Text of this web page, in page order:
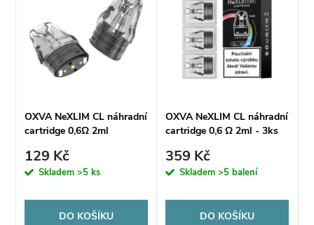
OXVA NeXLIM CL náhradní
cartridge 0,6Ω 2ml
129 Kč
Skladem>5 ks
DO KOŠÍKU
OXVA NeXLIM CL náhradní
cartridge 0,6 Ω 2ml - 3ks
359 Kč
Skladem>5 balení
DO KOŠÍKU